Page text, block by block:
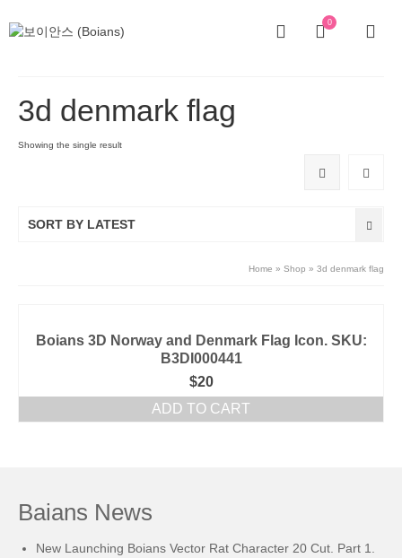
0
3d denmark flag
Showing the single result
SORT BY LATEST
Home » Shop » 3d denmark flag
Boians 3D Norway and Denmark Flag Icon. SKU:
B3DI000441
$20
ADD TO CART
Baians News
New Launching Boians Vector Rat Character 20 Cut. Part 1.